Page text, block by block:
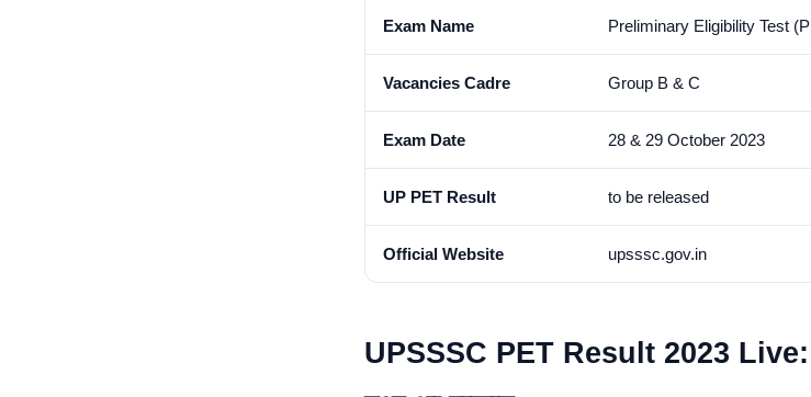
Exam Name Preliminary Eligibility Test
Vacancies Cadre Group B & C
Exam Date 28 & 29 October 2023
UP PET Result to be released
Official Website upsssc.gov.in
UPSSSC PET Result 2023